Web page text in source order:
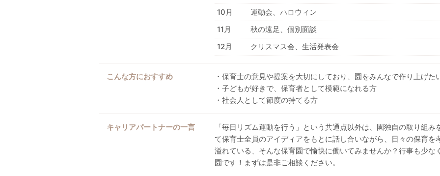
10月
運動会、ハロウィン
11月
秋の遠足、個別面談
12月
クリスマス会、生活発表会
こんな方におすすめ
・保育士の意見や提案を大切にしており、園をみんなで作り上げた
・子どもが好きで、保育者として模範になれる方
・社会人として節度の持てる方
キャリアパートナーの一言
「毎日リズム運動を行う」という共通点以外は、園独自の取り組
て保育士全員のアイディアをもとに話し合いながら、日々の保育を
溢れている、そんな保育園で愉快に働いてみませんか？行事も少な
園です！まずは是非ご相談ください。